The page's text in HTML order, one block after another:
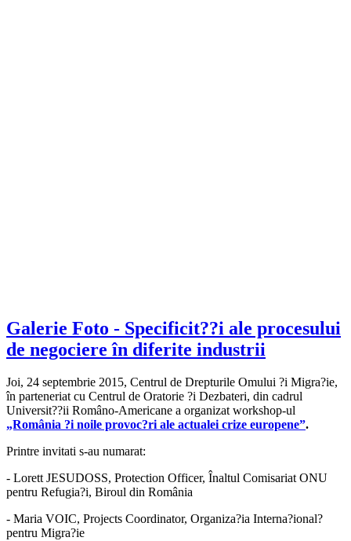
Galerie Foto - Specificit??i ale procesului
de negociere în diferite industrii
Joi, 24 septembrie 2015, Centrul de Drepturile Omului ?i Migra?ie,
în parteneriat cu Centrul de Oratorie ?i Dezbateri, din cadrul
Universit??ii Româno-Americane a organizat workshop-ul
„România ?i noile provoc?ri ale actualei crize europene”.
Printre invitati s-au numarat:
- Lorett JESUDOSS, Protection Officer, Înaltul Comisariat ONU
pentru Refugia?i, Biroul din România
- Maria VOIC, Projects Coordinator, Organiza?ia Interna?ional?
pentru Migra?ie